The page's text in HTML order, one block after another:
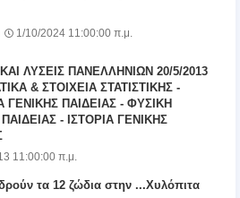
1/10/2024 11:00:00 π.μ.
ΛΥΣΕΙΣ ΠΑΝΕΛΛΗΝΙΩΝ 20/5/2013
& ΣΤΟΙΧΕΙΑ ΣΤΑΤΙΣΤΙΚΗΣ -
ΓΕΝΙΚΗΣ ΠΑΙΔΕΙΑΣ - ΦΥΣΙΚΗ
- ΙΣΤΟΡΙΑ ΓΕΝΙΚΗΣ
11:00:00 π.μ.
τα 12 ζώδια στην ...Χυλόπιτα